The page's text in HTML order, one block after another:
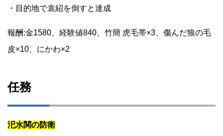
・目的地で袁紹を倒すと達成
報酬:金1580、経験値840、竹簡 虎毛帯×3、傷んだ狼の毛
皮×10、にかわ×2
任務
汜水関の防衛